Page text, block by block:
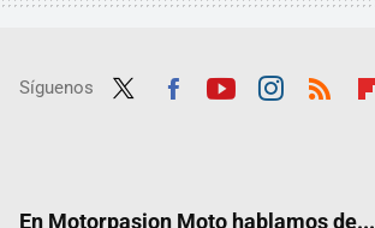
Síguenos
En Motorpasion Moto hablamos de...